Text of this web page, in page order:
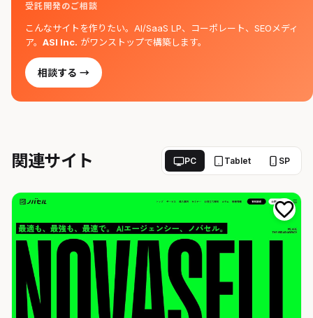
受託開発のご相談
こんなサイトを作りたい。AI/SaaS LP、コーポレート、SEOメディ
ア。 ASI Inc. がワンストップで構築します。
相談する →
関連サイト PC Tablet SP